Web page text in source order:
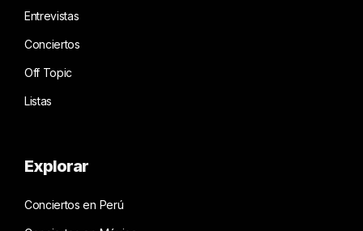
Entrevistas
Conciertos
Off Topic
Listas
Explorar
Conciertos en Perú